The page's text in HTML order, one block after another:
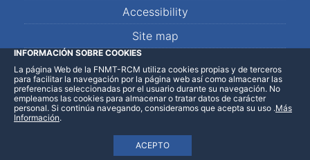
Accessibility
Site map
LinkedInFacebookWhatsApp
INFORMACIÓN SOBRE COOKIES
La página Web de la FNMT-RCM utiliza cookies propias y de terceros
para facilitar la navegación por la página web así como almacenar las
preferencias seleccionadas por el usuario durante su navegación. No
empleamos las cookies para almacenar o tratar datos de carácter
personal. Si continúa navegando, consideramos que acepta su uso
ACEPTO
.Más
Información.